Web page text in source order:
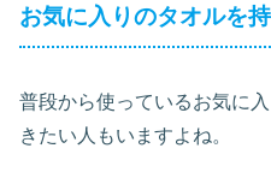
お気に入りのタオルを
普段から使っているお気に
きたい人もいますよね。